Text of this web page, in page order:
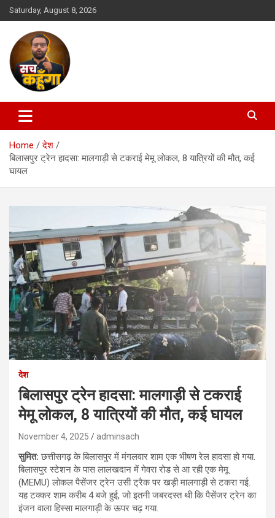
Skip
to
content
Saturday, August 8, 2026
Sach Kahunga
Home
देश
बिलासपुर ट्रेन हादसा: मालगाड़ी से टकराई मेमू लोकल, 8 यात्रियों की मौत, कई
घायल
देश
बिलासपुर ट्रेन हादसा: मालगाड़ी से टकराई
मेमू लोकल, 8 यात्रियों की मौत, कई घायल
November 4, 2025 adminsach
सुमित: छत्तीसगढ़ के बिलासपुर में मंगलवार शाम एक भीषण रेल हादसा हो गया.
बिलासपुर स्टेशन के पास लालखदान में गेवरा रोड से आ रही एक मेमू
(MEMU) लोकल पैसेंजर ट्रेन उसी ट्रैक पर खड़ी मालगाड़ी से टकरा गई.
यह टक्कर शाम करीब 4 बजे हुई, जो इतनी जबरदस्त थी कि पैसेंजर ट्रेन का
इंजन वाला हिस्सा मालगाड़ी के ऊपर चढ़ गया.